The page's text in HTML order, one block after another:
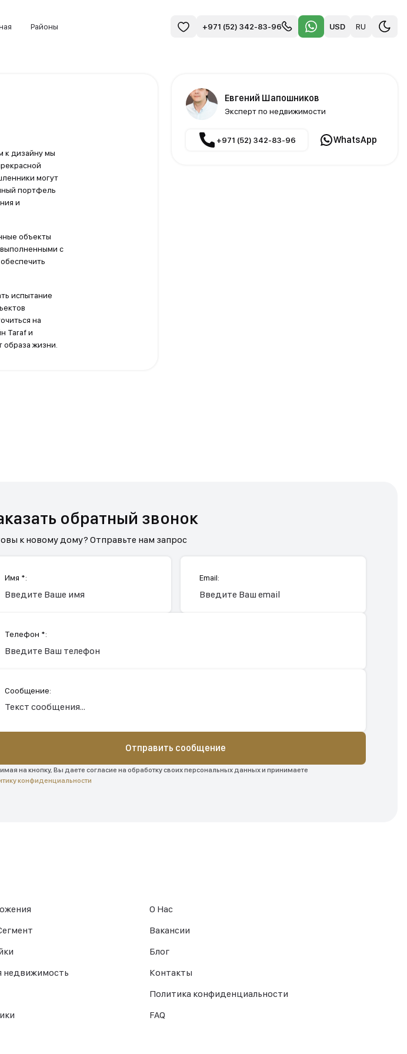
Районы +971 (52) 342-83-96 USD RU
к дизайну мы
могут
портфель
и
объекты
с
испытание
на
Taraf и
жизни.
Евгений Шапошников
Эксперт по недвижимости
+971 (52) 342-83-96 WhatsApp
обратный звонок
к новому дому? Отправьте нам запрос
Имя *: Email:
Телефон *:
Сообщение:
Отправить сообщение
на кнопку, Вы даете согласие на обработку своих персональных данных и принимаете
конфиденциальности
недвижимость
О Нас
Вакансии
Блог
Контакты
Политика конфиденциальности
FAQ